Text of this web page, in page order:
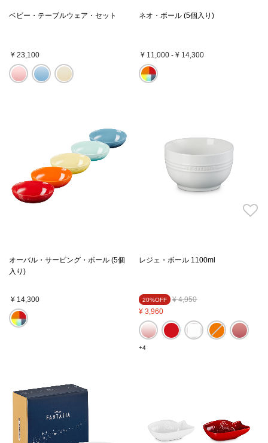
ベビー・テーブルウェア・セット
¥ 23,100
ネオ・ボール (5個入り)
¥ 11,000-¥ 14,300
オーバル・サービング・ボール (5個
入り)
¥ 14,300
レジェ・ボール 1100ml
20%OFF Price reduced from
¥ 4,950to
¥ 3,960
+4